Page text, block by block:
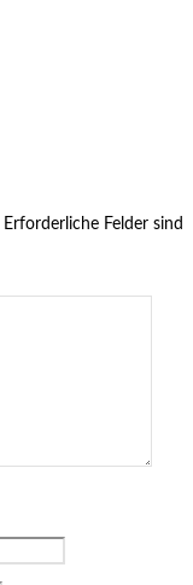
Erforderliche Felder sind